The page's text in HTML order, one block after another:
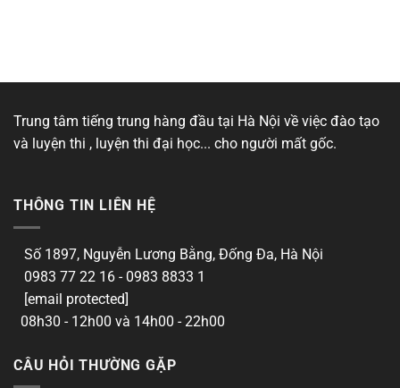
Trung tâm tiếng trung hàng đầu tại Hà Nội về việc đào tạo
và luyện thi , luyện thi đại học... cho người mất gốc.
THÔNG TIN LIÊN HỆ
Số 1897, Nguyễn Lương Bằng, Đống Đa, Hà Nội
0983 77 22 16 - 0983 8833 1
[email protected]
08h30 - 12h00 và 14h00 - 22h00
CÂU HỎI THƯỜNG GẶP